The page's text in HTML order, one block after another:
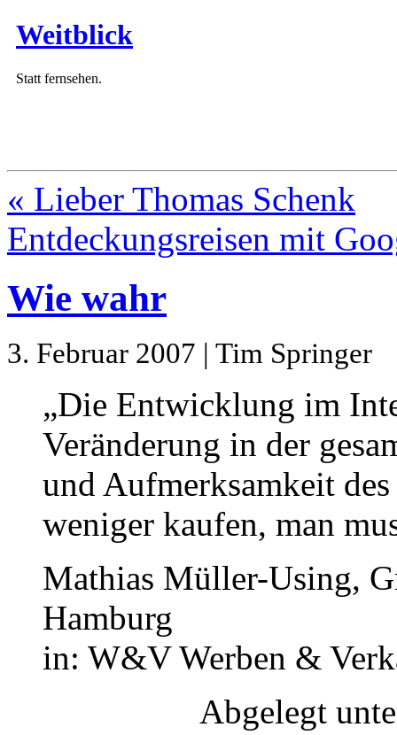
Weitblick
Statt fernsehen.
« Lieber Thomas Schenk
Entdeckungsreisen mit
Wie wahr
3. Februar 2007 | Tim Springer
„Die Entwicklung im
Veränderung in der
und Aufmerksamkeit
weniger kaufen, man
Mathias Müller-Using,
Hamburg
in: W&V Werben &
Abgelegt